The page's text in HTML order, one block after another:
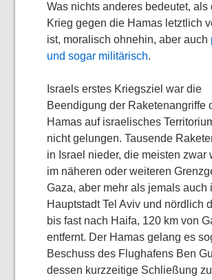
Was nichts anderes bedeutet, als
Krieg gegen die Hamas letztlich
ist, moralisch ohnehin, aber auch
und sogar militärisch.
Israels erstes Kriegsziel war die
Beendigung der Raketenangriffe
Hamas auf israelisches
nicht gelungen. Tausende
in Israel nieder, die meisten zwar
im näheren oder weiteren
Gaza, aber mehr als jemals auch
Hauptstadt Tel Aviv und nördlich
bis fast nach Haifa, 120 km von
entfernt. Der Hamas gelang es
Beschuss des Flughafens Ben
dessen kurzzeitige Schließung zu